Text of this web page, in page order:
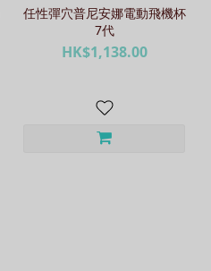
任性彈穴普尼安娜電動飛機杯
7代
HK$1,138.00